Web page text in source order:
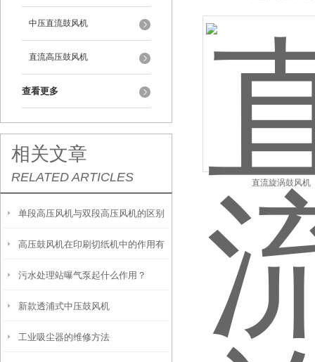
中压直流鼓风机
直流高压鼓风机
查看更多
相关文章
RELATED ARTICLES
单段高压风机与双段高压风机的区别
高压鼓风机在印刷切纸机中的作用有
哪些？
污水处理站曝气泵起什么作用？
新款透浦式中压鼓风机
工业吸尘器的维修方法
直流旋涡鼓风机